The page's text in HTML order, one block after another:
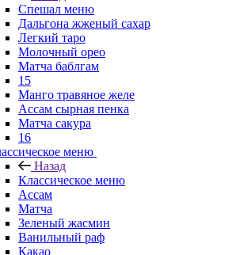
Спешал меню
Дальгона жженый сахар
Легкий таро
Молочный орео
Матча баблгам
15
Манго травяное желе
Ассам сырная пенка
Матча сакура
16
меню
Назад
Классическое меню
Ассам
Матча
Зеленый жасмин
Ванильный раф
Какао